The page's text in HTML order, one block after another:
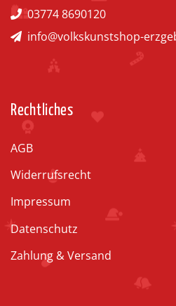
03774 8690120
info@volkskunstshop-
Rechtliches
AGB
Widerrufsrecht
Impressum
Datenschutz
Zahlung & Versand